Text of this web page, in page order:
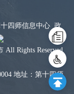
四师信息中心 政
Rights Reserved
地址：第十四师